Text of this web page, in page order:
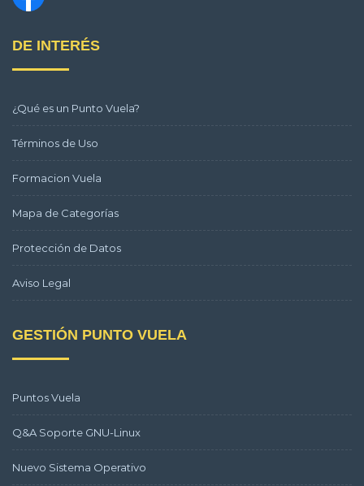
DE INTERÉS
¿Qué es un Punto Vuela?
Términos de Uso
Formacion Vuela
Mapa de Categorías
Protección de Datos
Aviso Legal
GESTIÓN PUNTO VUELA
Puntos Vuela
Q&A Soporte GNU-Linux
Nuevo Sistema Operativo